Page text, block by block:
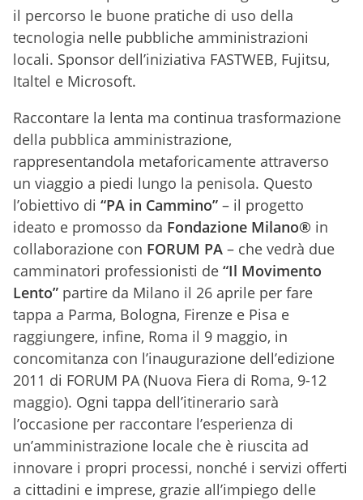
il percorso le buone pratiche di uso della
tecnologia nelle pubbliche amministrazioni
locali. Sponsor dell’iniziativa FASTWEB, Fujitsu,
Italtel e Microsoft.
Raccontare la lenta ma continua trasformazione
della pubblica amministrazione,
rappresentandola metaforicamente attraverso
un viaggio a piedi lungo la penisola. Questo
l’obiettivo di “PA in Cammino” – il progetto
ideato e promosso da Fondazione Milano® in
collaborazione con FORUM PA – che vedrà due
camminatori professionisti de “Il Movimento
Lento” partire da Milano il 26 aprile per fare
tappa a Parma, Bologna, Firenze e Pisa e
raggiungere, infine, Roma il 9 maggio, in
concomitanza con l’inaugurazione dell’edizione
2011 di FORUM PA (Nuova Fiera di Roma, 9-12
maggio). Ogni tappa dell’itinerario sarà
l’occasione per raccontare l’esperienza di
un’amministrazione locale che è riuscita ad
innovare i propri processi, nonché i servizi offerti
a cittadini e imprese, grazie all’impiego delle